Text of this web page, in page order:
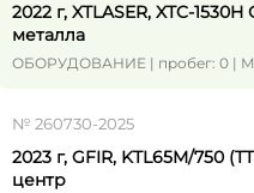
2022 г, XTLASER, XTC-
металла
ОБОРУДОВАНИЕ | пробег: 0 |
№ 260730-2025
2023 г, GFIR, KTL65M/750
центр